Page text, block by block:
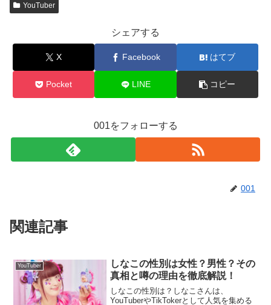
YouTuber
シェアする
X Facebook はてブ
Pocket LINE コピー
001をフォローする
001
関連記事
YouTuber
しなこの性別は女性？男性？その
真相と噂の理由を徹底解説！
しなこの性別は？しなこさんは、
YouTuberやTikTokerとして人気を集める